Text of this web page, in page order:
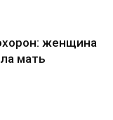
женщина
мать